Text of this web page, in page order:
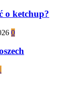
o ketchup?
0